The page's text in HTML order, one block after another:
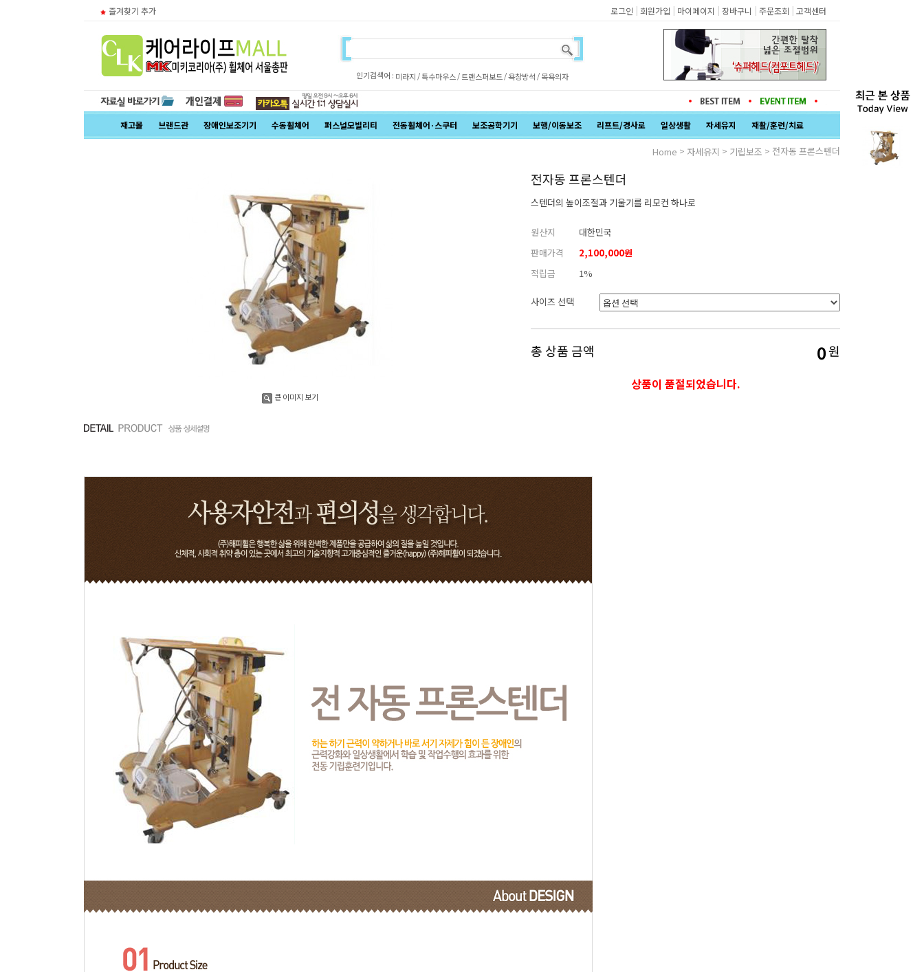
즐겨찾기 추가 로그인 | 회원가입 | 마이페이지 | 장바구니 | 주문조회 | 고객센터
인기검색어 : 미라지 /특수마우스/트랜스퍼보드 /욕창방석 /목욕의자
재고몰 브랜드관 장애인보조기기 수동휠체어 퍼스널모빌리티 전동휠체어·스쿠터 보조공학기기 보행/이동보조 리프트/경사로 일상생활 자세유지 재활/훈련/치료
Home > 자세유지 > 기립보조 > 전자동 프론스텐더
큰 이미지 보기
전자동 프론스텐더
스텐더의 높이조절과 기울기를 리모컨 하나로
원산지
대한민국
판매가격
2,100,000원
적립금
1%
사이즈 선택
총 상품 금액 0원
상품이 품절되었습니다.